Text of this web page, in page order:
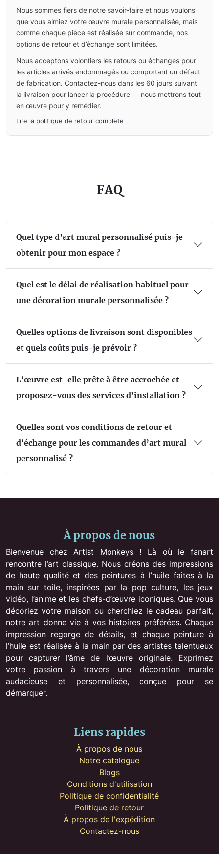
Nous sommes fiers de notre savoir-faire et nous voulons
que vous aimiez votre œuvre murale personnalisée, mais
comme chaque pièce est réalisée sur commande, nos
options de retour et d’échange sont limitées.
Nous acceptons volontiers les retours ou échanges pour
les articles arrivés endommagés ou comportant un défaut
de fabrication. Contactez-nous dans les 60 jours suivant
la livraison pour lancer la procédure — nous mettrons tout
en œuvre pour y remédier.
Lire la politique de retour complète
FAQ
Quel type d’art mural personnalisé puis-je
obtenir pour mon espace ?
Quel est le délai de réalisation habituel pour
une décoration murale personnalisée ?
Quelles options de livraison sont disponibles
et quels coûts puis-je prévoir ?
L’œuvre est-elle prête à être accrochée et
proposez-vous des services d’installation ?
Quelles sont vos conditions de retour et
d’échange pour les commandes d’art mural
personnalisé ?
À propos de nous
Bienvenue chez Artist Monkeys ! Là où le fanart
rencontre l’art classique. Nous créons des impressions
de haute qualité et des peintures à l’huile faites à la
main sur toile, inspirées par la pop culture, les jeux
vidéo, l’anime et les chefs-d’œuvre iconiques. Que vous
décoriez votre maison ou cherchiez le cadeau parfait,
notre art donne vie à vos histoires préférées. Chaque
impression regorge de détails, et chaque peinture à
l’huile est réalisée à la main par des artistes talentueux
pour capturer l’âme de l’œuvre originale. Exprimez
votre passion à travers une décoration murale
audacieuse et personnalisée, conçue pour se
démarquer.
Liens rapides
À propos de nous
Notre catalogue
Blogs
Conditions d'utilisation
Politique de confidentialité
Politique de retour
À propos de l'expédition
Contactez-nous